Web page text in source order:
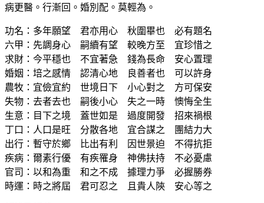
病更醫。行漸回。婚別配。莫輕為。
功名：多年願望 君亦用心 秋圍畢也 必有題名
六甲：先調身心 嗣續有望 較晚方至 宜珍惜之
求財：今平穩也 不宜著急 錢為長命 安心置理
婚姻：培之感情 認清心地 良善者也 可以許身
農牧：宜儉宜約 世境日下 小心對之 方可保安
失物：去者去也 嗣後小心 失之一時 懊悔全生
生意：目下之境 蓋世如是 過度開發 招來禍根
丁口：人口是旺 分散各地 宜合謀之 團結力大
出行：暫守於鄉 比出有利 因世景迫 不得抗拒
疾病：爾素行優 有疾罹身 神佛扶持 不必憂慮
官司：以和為重 和之不成 據理力爭 必握勝券
時運：時之將屆 君可忍之 且貴人陝 安心等之